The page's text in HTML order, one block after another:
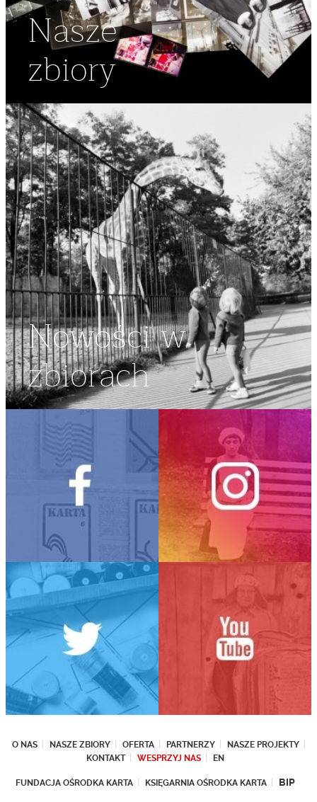
Nasze
zbiory
Nowości w
zbiorach
O NAS NASZE ZBIORY OFERTA PARTNERZY
NASZE PROJEKTY
KONTAKT
WESPRZYJ NAS EN
FUNDACJA OŚRODKA KARTA KSIĘGARNIA OŚRODKA KARTA BIP